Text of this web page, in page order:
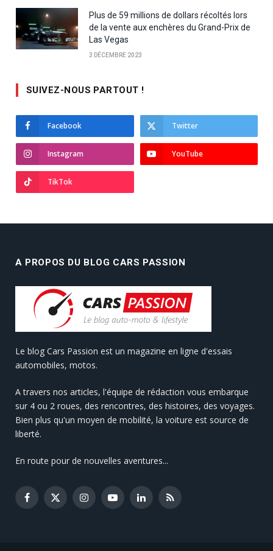
Plus de 59 millions de dollars récoltés lors
de la vente aux enchères du Grand-Prix de
Las Vegas
3 DÉCEMBRE 2023
SUIVEZ-NOUS PARTOUT !
Facebook Twitter
Instagram YouTube
TikTok
A PROPOS DU BLOG CARS PASSION
Le blog Cars Passion est un magazine en ligne d'essais
automobiles, motos.
A travers nos articles, l'équipe de rédaction vous embarque
sur 4 ou 2 roues, des rencontres, des histoires, des voyages.
Bien plus qu'un moyen de mobilité, la voiture est source de
liberté.
En route pour de nouvelles aventures...
Facebook
X
InstagramYouTubeLinkedInRSS